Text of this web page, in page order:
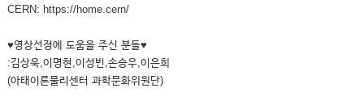
CERN: https://home.cern/
♥영상선정에 도움을 주신 분들♥
:김상욱,이명현,이성빈,손승우,이은희
(아태이론물리센터 과학문화위원단)